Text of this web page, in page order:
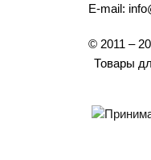
E-mail:
© 2011 –
Товары